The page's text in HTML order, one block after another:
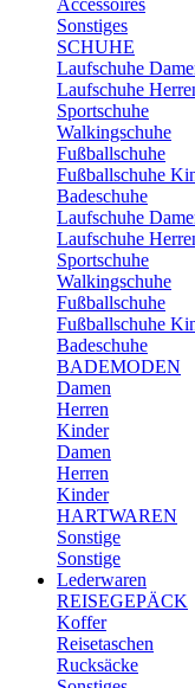
Accessoires
Sonstiges
SCHUHE
Laufschuhe
Laufschuhe
Sportschuhe
Walkingschuhe
Fußballschuhe
Fußballschuhe
Badeschuhe
Laufschuhe
Laufschuhe
Sportschuhe
Walkingschuhe
Fußballschuhe
Fußballschuhe
Badeschuhe
BADEMODEN
Damen
Herren
Kinder
Damen
Herren
Kinder
HARTWAREN
Sonstige
Sonstige
Lederwaren
REISEGEPÄCK
Koffer
Reisetaschen
Rucksäcke